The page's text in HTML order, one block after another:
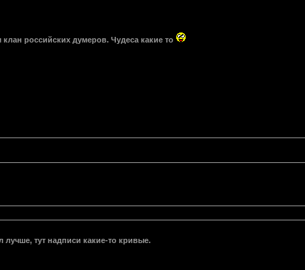
российских думеров. Чудеса какие то
тут надписи какие-то кривые.